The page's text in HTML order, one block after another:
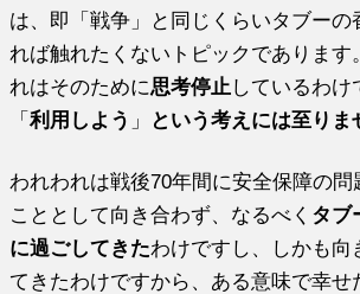
は、即「戦争」と同じくらいタブーの
れば触れたくないトピックであります
れはそのために思考停止 しているわけ
「利用しよう 」 という考えには至りま
われわれは戦後70年間に安全保障の
こととして向き合わず、なるべく タブ
に過ごしてきたわけですし、しかも向
てきたわけですから、ある意味で幸せ